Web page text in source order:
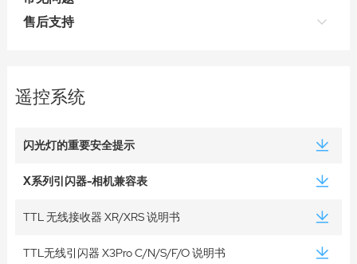
售后支持
遥控系统
闪光灯的重要安全提示
X系列引闪器-相机兼容表
TTL 无线接收器 XR/XRS 说明书
TTL无线引闪器 X3Pro C/N/S/F/O 说明书